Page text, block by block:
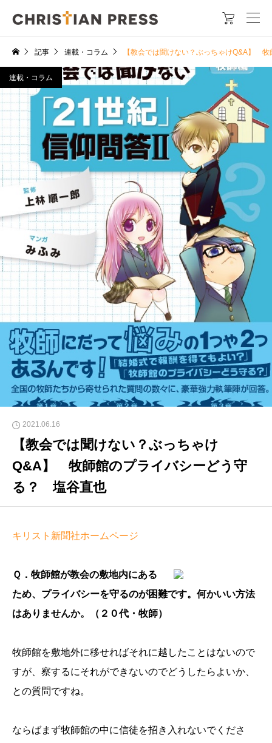

記事 連載・コラム 【教会では聞けない？ぶっちゃけQ&A】
連載・コラム
2021.06.16
【教会では聞けない？ぶっちゃけ
Q&A】 牧師館のプライバシーどう守
る？ 塩谷直也
キリスト新聞社ホームページ
Ｑ．牧師館が教会の敷地内にある
ため、プライバシーを守るのが困難です。何かいい方法
はありませんか。（２０代・牧師）
牧師館を敷地外に移せればそれに越したことはないので
すが、察するにそれができないのでどうしたらよいか、
との質問ですね。
ならばまず牧師館の中に信徒を招き入れないでくださ